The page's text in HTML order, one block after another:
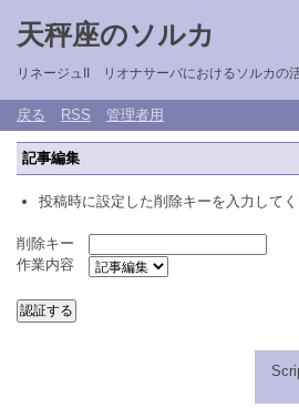
天秤座のソルカ
リネージュII リオナサーバにおけるソルカの
戻る RSS 管理者用
記事編集
投稿時に設定した削除キーを入力してく
削除キー
作業内容